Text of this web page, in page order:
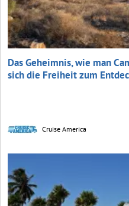
Das Geheimnis, wie man
sich die Freiheit zum
Cruise America